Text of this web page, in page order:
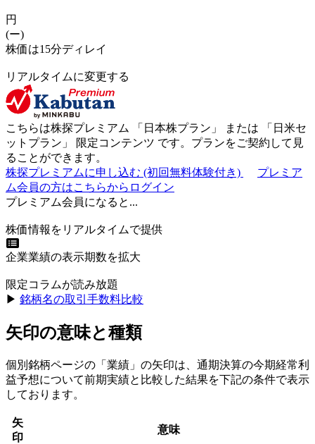
円
(ー)
株価は15分ディレイ
リアルタイムに変更する
こちらは株探プレミアム 「 日本株プラン 」 または 「 日米セ
ットプラン 」 限定コンテンツ です。プランをご契約して見
ることができます。
株探プレミアムに申し込む (初回無料体験付き)
プレミア
ム会員の方はこちらからログイン
プレミアム会員になると...
株価情報をリアルタイムで提供
企業業績の表示期数を拡大
限定コラムが読み放題
▶︎ 銘柄名の取引手数料比較
矢印の意味と種類
個別銘柄ページの「業績」の矢印は、通期決算の今期経常利
益予想について前期実績と比較した結果を下記の条件で表示
しております。
矢
印
意味